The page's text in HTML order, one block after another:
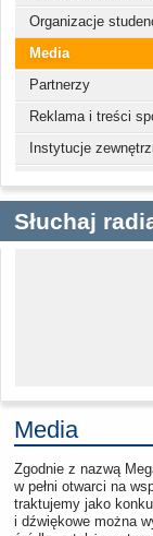
Organizacje
Media
Partnerzy
Reklama i treści
Instytucje
Słuchaj
Media
Zgodnie z nazwą
w pełni otwarci na
traktujemy jako
i dźwiękowe można